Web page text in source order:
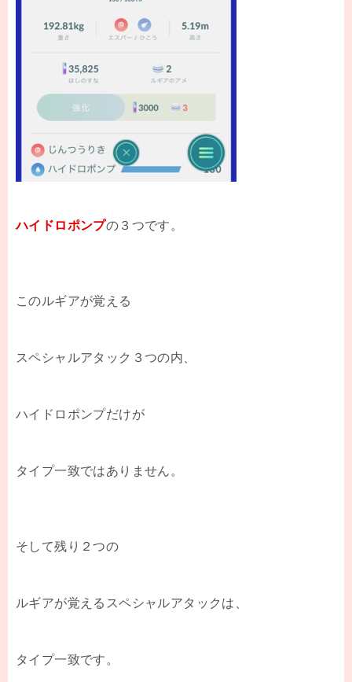
ハイドロポンプの３つです。
このルギアが覚える
スペシャルアタック３つの内、
ハイドロポンプだけが
タイプ一致ではありません。
そして残り２つの
ルギアが覚えるスペシャルアタックは、
タイプ一致です。